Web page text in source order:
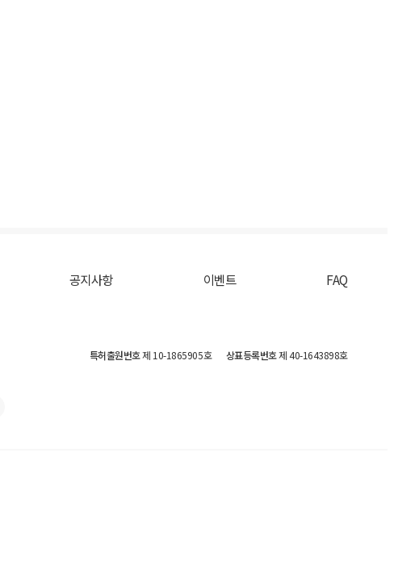
공지사항 이벤트 FAQ
특허출원번호제 10-1865905호 상표등록번호제 40-1643898호